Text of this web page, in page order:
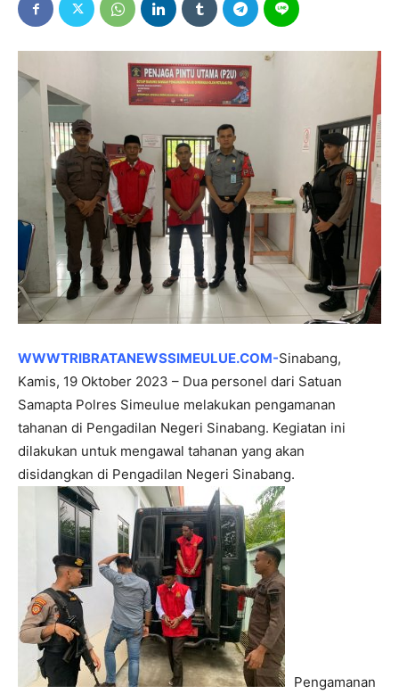
WWWTRIBRATANEWSSIMEULUE.COM-Sinabang,
Kamis, 19 Oktober 2023 – Dua personel dari Satuan
Samapta Polres Simeulue melakukan pengamanan
tahanan di Pengadilan Negeri Sinabang. Kegiatan ini
dilakukan untuk mengawal tahanan yang akan
disidangkan di Pengadilan Negeri Sinabang.
Pengamanan